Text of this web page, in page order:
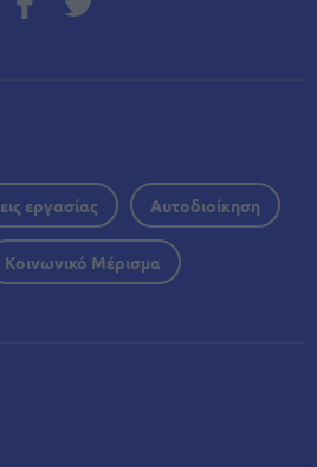
εργασίας Αυτοδιοίκηση
Κοινωνικό Μέρισμα